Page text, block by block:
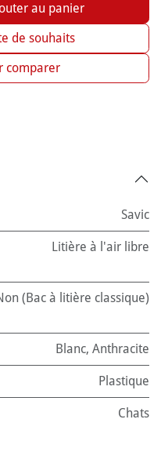
au panier
comparer
de souhaits
Savic
Litière à l'air libre
(Bac à litière classique)
Blanc, Anthracite
Plastique
Chats